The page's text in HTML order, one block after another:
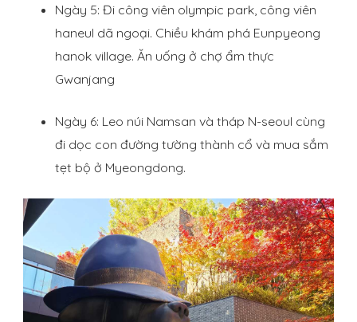
Ngày 5: Đi công viên olympic park, công viên
haneul dã ngoại. Chiều khám phá Eunpyeong
hanok village. Ăn uống ở chợ ẩm thực
Gwanjang
Ngày 6: Leo núi Namsan và tháp N-seoul cùng
đi dọc con đường tường thành cổ và mua sắm
tẹt bộ ở Myeongdong.